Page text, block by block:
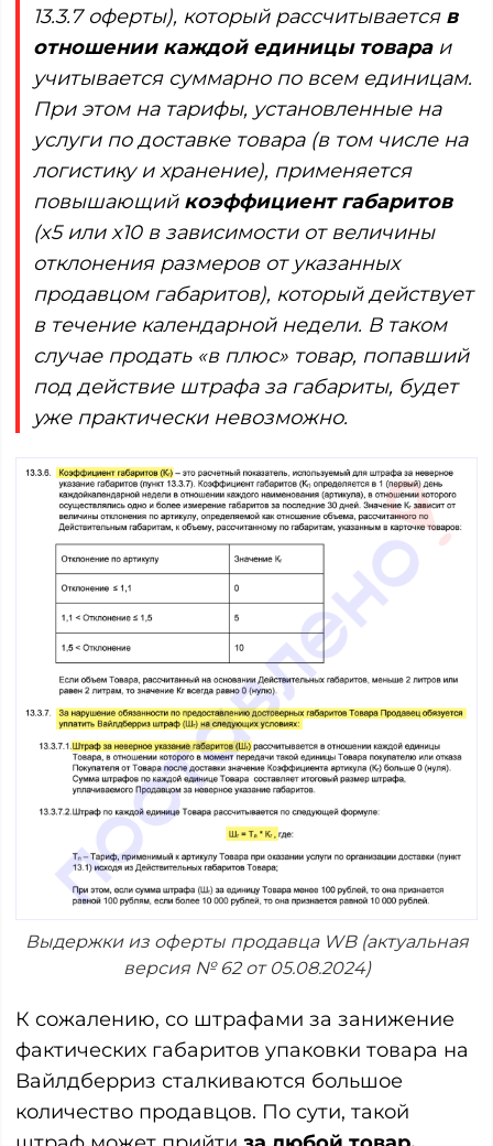
13.3.7 оферты), который рассчитывается в
отношении каждой единицы товараи
учитывается суммарно по всем единицам.
При этом на тарифы, установленные на
услуги по доставке товара (в том числе на
логистику и хранение), применяется
повышающий коэффициент габаритов
(x5 или x10 в зависимости от величины
отклонения размеров от указанных
продавцом габаритов), который действует
в течение календарной недели. В таком
случае продать «в плюс» товар, попавший
под действие штрафа за габариты, будет
уже практически невозможно.
Выдержки из оферты продавца WB (актуальная
версия № 62 от 05.08.2024)
К сожалению, со штрафами за занижение
фактических габаритов упаковки товара на
Вайлдберриз сталкиваются большое
количество продавцов. По сути, такой